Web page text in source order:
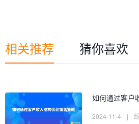
相关推荐 猜你喜欢
如何通过客户
2024-11-4 |